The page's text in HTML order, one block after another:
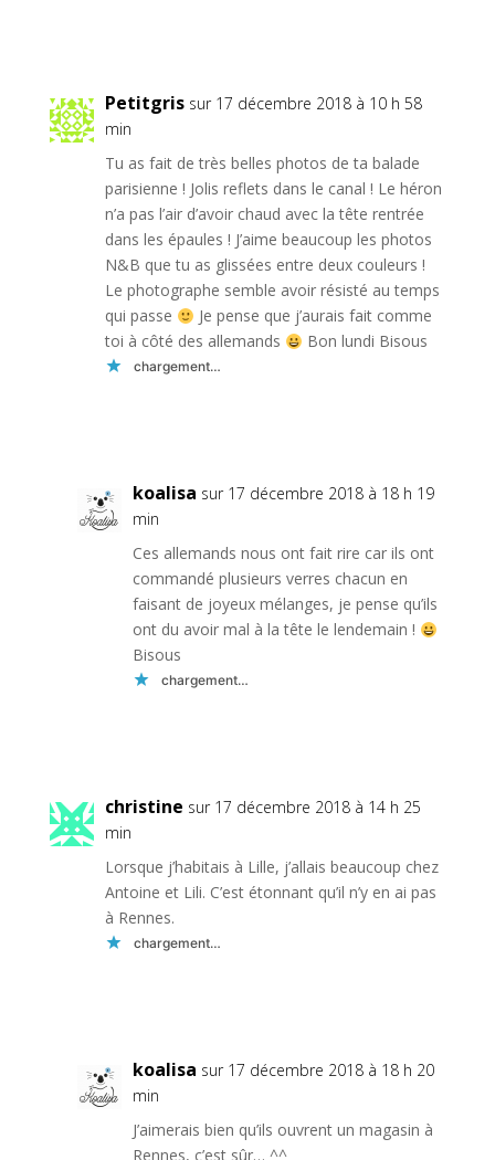
Petitgris sur 17 décembre 2018 à 10 h 58
min
Tu as fait de très belles photos de ta balade
parisienne ! Jolis reflets dans le canal ! Le héron
n’a pas l’air d’avoir chaud avec la tête rentrée
dans les épaules ! J’aime beaucoup les photos
N&B que tu as glissées entre deux couleurs !
Le photographe semble avoir résisté au temps
qui passe
Je pense que j’aurais fait comme
toi à côté des allemands
Bon lundi Bisous
chargement…
koalisa sur 17 décembre 2018 à 18 h 19
min
Ces allemands nous ont fait rire car ils ont
commandé plusieurs verres chacun en
faisant de joyeux mélanges, je pense qu’ils
ont du avoir mal à la tête le lendemain !
Bisous
chargement…
christine sur 17 décembre 2018 à 14 h 25
min
Lorsque j’habitais à Lille, j’allais beaucoup chez
Antoine et Lili. C’est étonnant qu’il n’y en ai pas
à Rennes.
chargement…
koalisa sur 17 décembre 2018 à 18 h 20
min
J’aimerais bien qu’ils ouvrent un magasin à
Rennes, c’est sûr… ^^